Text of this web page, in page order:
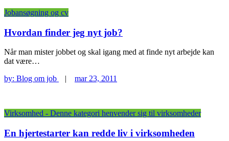
Jobansøgning og cv
Hvordan finder jeg nyt job?
Når man mister jobbet og skal igang med at finde nyt arbejde kan
dat være…
by: Blog om job | mar 23, 2011
Virksomhed - Denne kategori henvender sig til virksomheder
En hjertestarter kan redde liv i virksomheden